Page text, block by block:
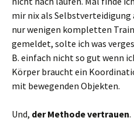
mir nix als Selbstverteidigung
nur wenigen kompletten
gemeldet, solte ich was
B. einfach nicht so gut wenn
Körper braucht ein
mit bewegenden Objekten.
Und, der Methode vertrauen.